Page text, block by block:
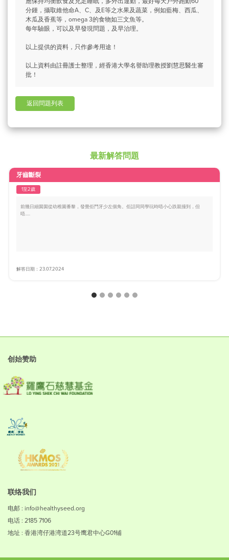
分鍾，攝取維他命A、C、及E等之水果及蔬菜，例如藍梅、西瓜、
木瓜及香蕉等，omega 3的食物如三文魚等。
每年驗眼，可以及早發現問題，及早治理。
以上提供的資料，只作參考用途！
以上資料由註冊護士整理，經香港大學名譽助理教授劉慧思醫生審
批！
返回問題列表
最新解答問題
牙齒斷裂
1至2歲
前幾日細囡囡從幼稚園番黎，發覺佢門牙少左個角。佢話同同學玩時唔小心跌親撞到，但
唔.....
解答日期：23.07.2024
创始赞助
联络我们
电邮 : info@healthyseed.org
电话 : 2185 7106
地址 : 香港湾仔港湾道23号鹰君中心G01铺